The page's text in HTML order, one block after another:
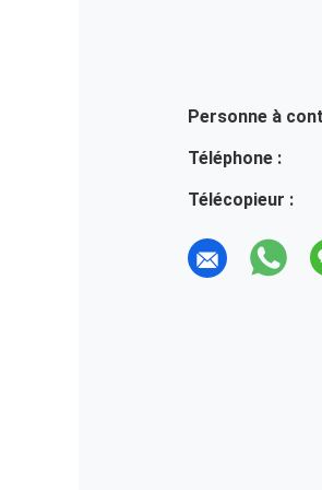
Personne à
Téléphone :
Télécopieur :